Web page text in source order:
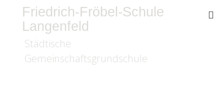
Friedrich-Fröbel-Schule
Langenfeld
Städtische
Gemeinschaftsgrundschule